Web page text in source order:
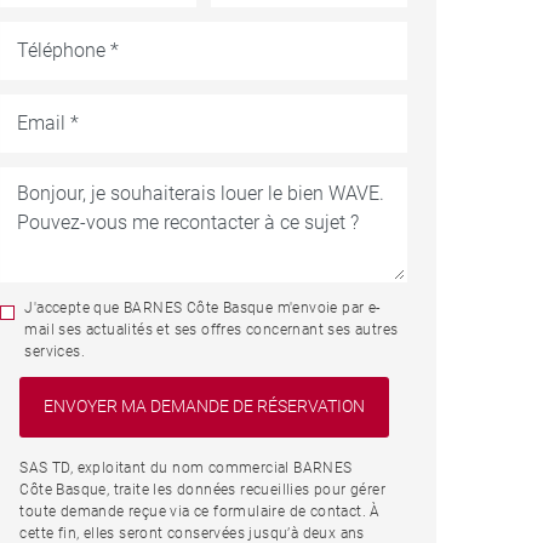
J'accepte que BARNES Côte Basque m'envoie par e-
mail ses actualités et ses offres concernant ses autres
services.
SAS TD, exploitant du nom commercial BARNES
Côte Basque, traite les données recueillies pour gérer
toute demande reçue via ce formulaire de contact. À
cette fin, elles seront conservées jusqu’à deux ans